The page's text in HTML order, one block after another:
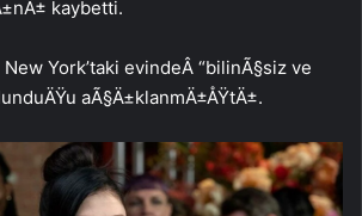
kaybetti.
York’taki evindeÂ “bilinÃ§siz ve
aÃ§Ä±klanmÄ±ÅŸtÄ±.